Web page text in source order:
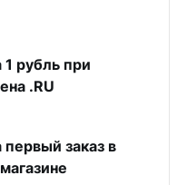
рубль при
.RU
заказ в